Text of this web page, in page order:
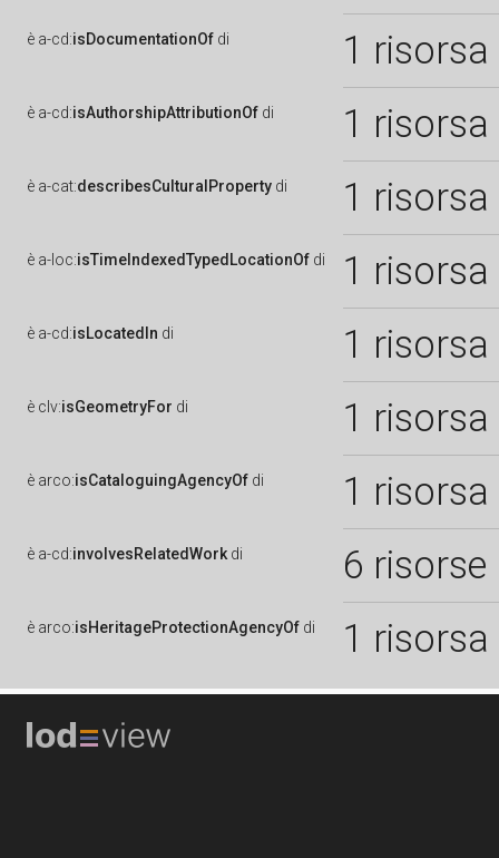
è a-cd:isDocumentationOf di 1 risorsa
è a-cd:isAuthorshipAttributionOf di 1 risorsa
è a-cat:describesCulturalProperty di 1 risorsa
è a-loc:isTimeIndexedTypedLocationOf di 1 risorsa
è a-cd:isLocatedIn di 1 risorsa
è clv:isGeometryFor di 1 risorsa
è arco:isCataloguingAgencyOf di 1 risorsa
è a-cd:involvesRelatedWork di 6 risorse
è arco:isHeritageProtectionAgencyOf di 1 risorsa